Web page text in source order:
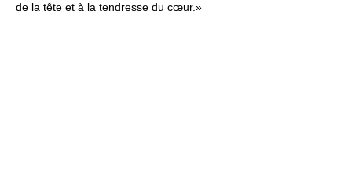
de la tête et à la tendresse du cœur.»